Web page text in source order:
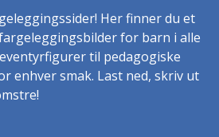
Her finner du et
for barn i alle
til pedagogiske
enhver smak. Last ned, skriv ut